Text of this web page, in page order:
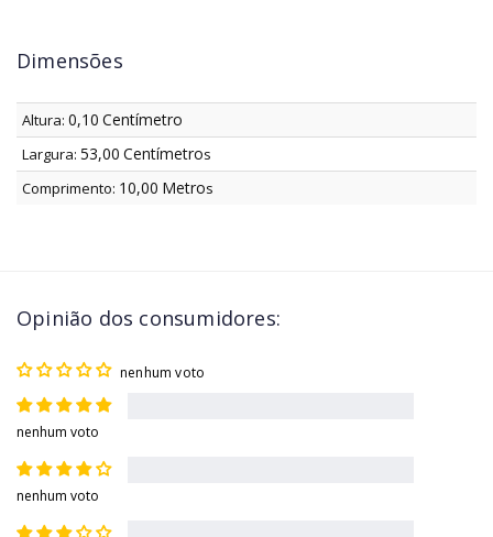
Dimensões
Altura: 0,10 Centímetro
Largura: 53,00 Centímetros
Comprimento: 10,00 Metros
Opinião dos consumidores:
nenhum voto
nenhum voto
nenhum voto